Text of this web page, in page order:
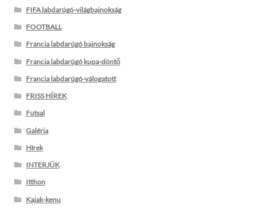
FIFA labdarúgó-világbajnokság
FOOTBALL
Francia labdarúgó bajnokság
Francia labdarúgó kupa-döntő
Francia labdarúgó-válogatott
FRISS HÍREK
Futsal
Galéria
Hírek
INTERJÚK
Itthon
Kajak-kenu